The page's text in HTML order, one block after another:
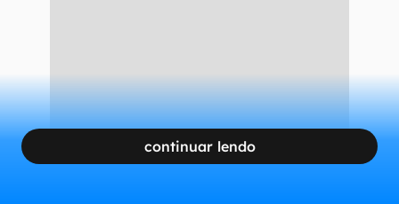
continuar lendo